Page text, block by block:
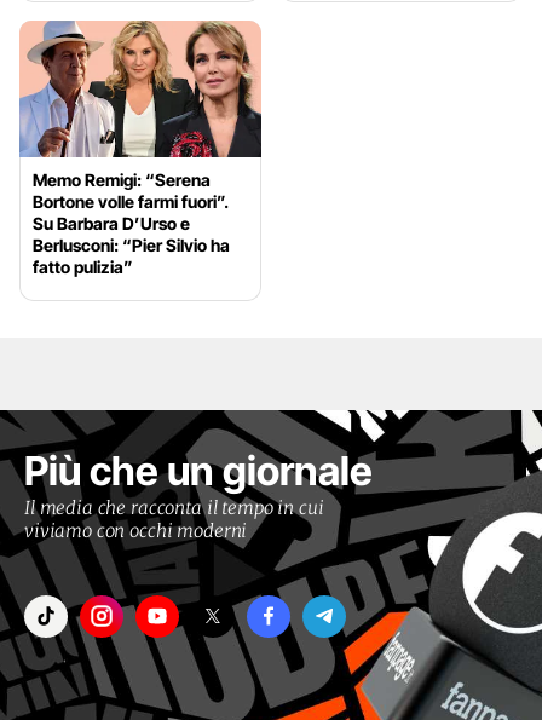
Memo Remigi: “Serena
Bortone volle farmi fuori”.
Su Barbara D’Urso e
Berlusconi: “Pier Silvio ha
fatto pulizia”
Più che un giornale
Il media che racconta il tempo in cui
viviamo con occhi moderni